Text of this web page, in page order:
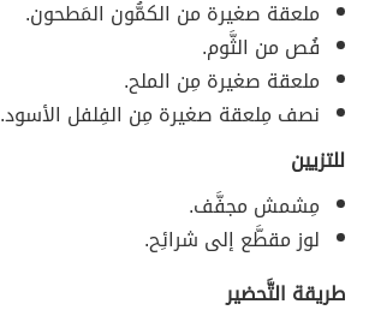
ملعقة صغيرة من الكمُّون المَطحون.
فُص من الثَّوم.
ملعقة صغيرة مِن الملح.
نصف مِلعقة صغيرة مِن الفِلفل الأسود.
للتزيين
مِشمش مجفَّف.
لوز مقطَّع إلى شرائِح.
طريقة التَّحضير